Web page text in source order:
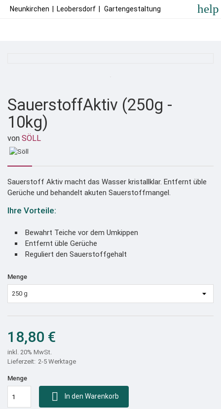
Neunkirchen Leobersdorf Gartengestaltung help
SauerstoffAktiv (250g -
10kg)
von SÖLL
Sauerstoff Aktiv macht das Wasser kristallklar. Entfernt üble
Gerüche und behandelt akuten Sauerstoffmangel.
Ihre Vorteile:
Bewahrt Teiche vor dem Umkippen
Entfernt üble Gerüche
Reguliert den Sauerstoffgehalt
Menge
18,80 €
inkl. 20% MwSt.
2-5 Werktage
Menge
 In den Warenkorb